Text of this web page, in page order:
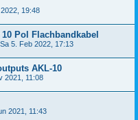
19:48
Pol Flachbandkabel
Sa 5. Feb 2022, 17:13
AKL-10
2021, 11:08
2021, 11:43